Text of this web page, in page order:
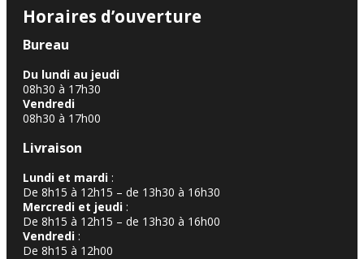
Horaires d’ouverture
Bureau
Du lundi au jeudi
08h30 à 17h30
Vendredi
08h30 à 17h00
Livraison
Lundi et mardi :
De 8h15 à 12h15 – de 13h30 à 16h30
Mercredi et jeudi :
De 8h15 à 12h15 – de 13h30 à 16h00
Vendredi :
De 8h15 à 12h00